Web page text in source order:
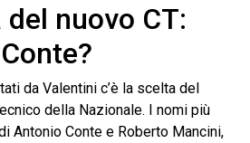
nuovo CT:
da Valentini c’è la scelta del
della Nazionale. I nomi più
Antonio Conte e Roberto Mancini,